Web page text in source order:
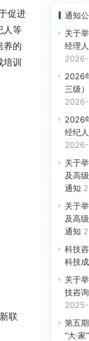
促进
人等
养的
训
联
通知
关于
经理
2026
三级
2026
经纪
关于
及高
通知
关于
及高
通知
科技
科技
关于
技咨
第五
“大·